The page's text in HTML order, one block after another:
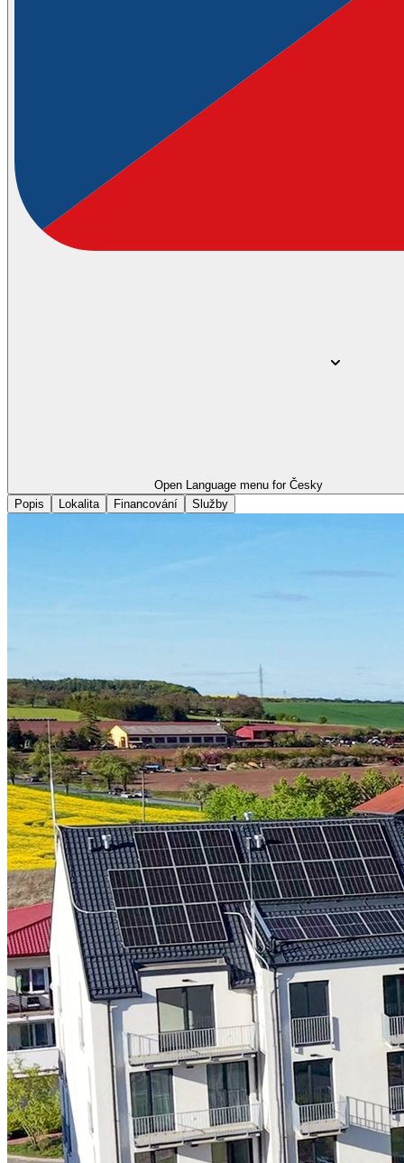
Open Language menu for Česky
Popis
Lokalita Financování Služby